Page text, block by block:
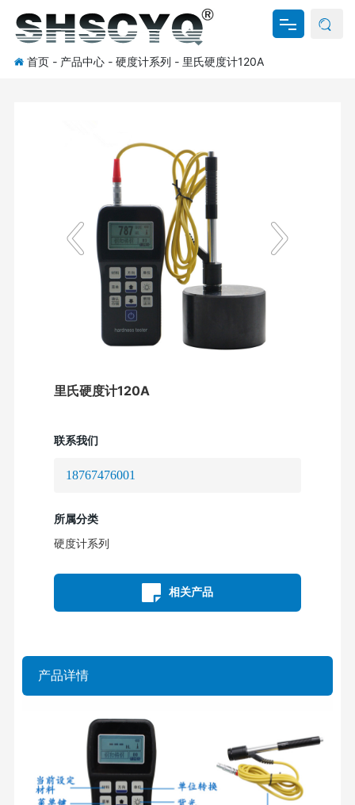
网站首页
首页 - 产品中心 - 硬度计系列 - 里氏硬度计120A
里氏硬度计120A
联系我们
18767476001
所属分类
硬度计系列
相关产品
产品详情